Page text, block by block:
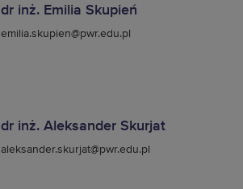
dr inż. Emilia Skupień
emilia.skupien@pwr.edu.pl
dr inż. Aleksander Skurjat
aleksander.skurjat@pwr.edu.pl